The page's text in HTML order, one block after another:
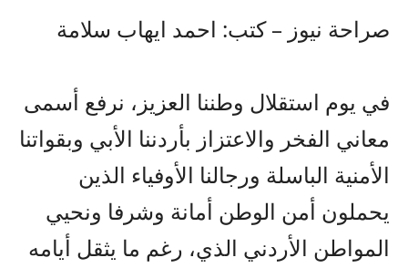
صراحة نيوز – كتب: احمد ايهاب سلامة
في يوم استقلال وطننا العزيز، نرفع أسمى
معاني الفخر والاعتزاز بأردننا الأبي وبقواتنا
الأمنية الباسلة ورجالنا الأوفياء الذين
يحملون أمن الوطن أمانة وشرفا ونحيي
المواطن الأردني الذي، رغم ما يثقل أيامه